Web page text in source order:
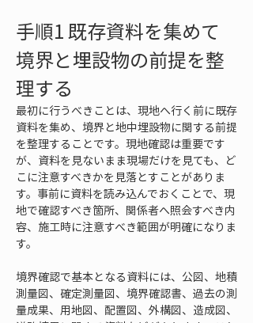
手順1 既存資料を集めて
境界と埋設物の前提を整
理する
最初に行うべきことは、現地へ行く前に既存
資料を集め、境界と地中埋設物に関する前提
を整理することです。現地確認は重要です
が、資料を見ないまま現場だけを見ても、ど
こに注意すべきかを見落とすことがありま
す。事前に資料を読み込んでおくことで、現
地で確認すべき箇所、関係者へ照会すべき内
容、施工時に注意すべき範囲が明確になりま
す。
境界確認で基本となる資料には、公図、地積
測量図、確定測量図、境界確認書、過去の測
量成果、用地図、配置図、外構図、造成図、